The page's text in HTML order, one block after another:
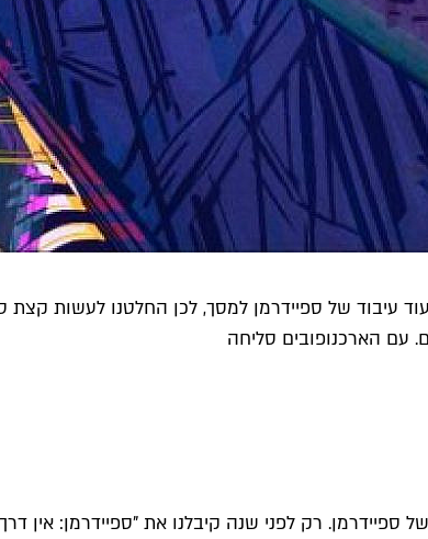
עיבוד של ספיידרמן למסך, לכן החלטנו לעשות קצת
עם הארכנופובים סליחה
רק לפני שנה קיבלנו את "ספיידרמן: אין